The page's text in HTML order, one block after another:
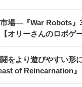
場―『War Robots
オリーさんのロボゲー
をより遊びやすい形
of Reincarnation』